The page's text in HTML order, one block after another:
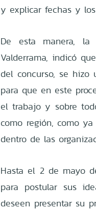
y explicar fechas y
De esta manera, la
Valderrama, indicó
del concurso, se hizo
para que en este
el trabajo y sobre
como región, como
dentro de las
Hasta el 2 de mayo
para postular sus
deseen presentar su